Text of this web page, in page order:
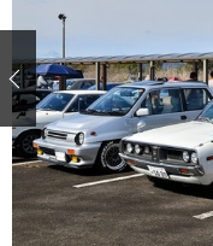
注目の記事
ショップレポート
自動車豆知識
鈑金・塗装
ディテイリング
ディテイリング
ヘッドライト磨き
フィルム・ラッピン
鈑金・塗装
小キズ直し
特集記事
ストップ 不具合修理＆粗
ショップ紹介